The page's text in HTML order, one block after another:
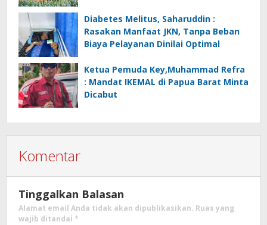
Diabetes Melitus, Saharuddin :
Rasakan Manfaat JKN, Tanpa Beban
Biaya Pelayanan Dinilai Optimal
Ketua Pemuda Key,Muhammad Refra
: Mandat IKEMAL di Papua Barat Minta
Dicabut
Komentar
Tinggalkan Balasan
Alamat email Anda tidak akan dipublikasikan. Ruas yang
wajib ditandai *